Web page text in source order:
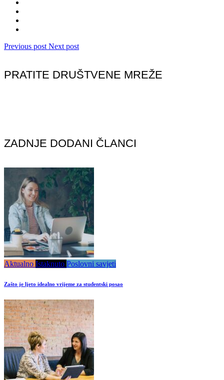
Previous post Next post
PRATITE DRUŠTVENE MREŽE
ZADNJE DODANI ČLANCI
Aktualno Istaknuto Poslovni savjeti
Zašto je ljeto idealno vrijeme za studentski posao